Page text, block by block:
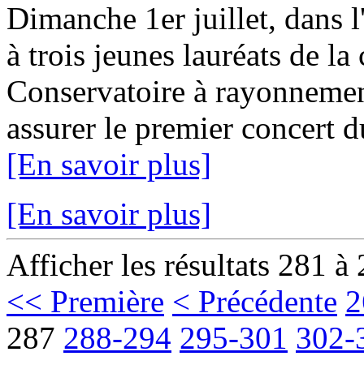
Dimanche 1er juillet, dans
à trois jeunes lauréats de
Conservatoire à
assurer le premier concert
[En savoir plus]
[En savoir plus]
Afficher les résultats 281 à
<< Première < Précédente
287 288-294 295-301 302-